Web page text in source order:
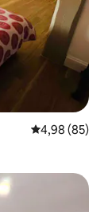
Xếp hạng
4,98 (85)